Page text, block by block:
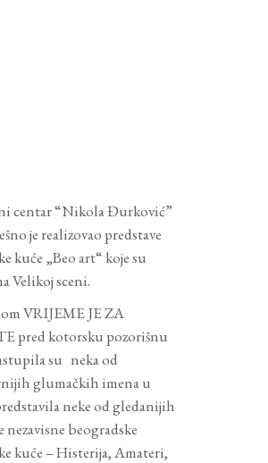
centar “Nikola Đurković”
je realizovao predstave
kuće „Beo art“ koje su
Velikoj sceni.
VRIJEME JE ZA
pred kotorsku pozorišnu
su neka od
glumačkih imena u
neke od gledanijih
nezavisne beogradske
kuće – Histerija, Amateri,